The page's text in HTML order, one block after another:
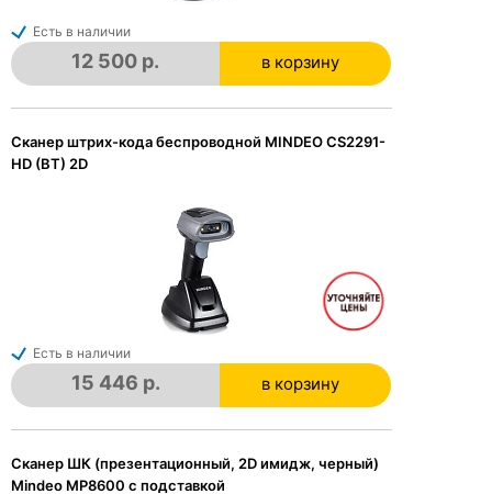
Есть в наличии
12 500 р. в корзину
в корзине
Сканер штрих-кода беспроводной MINDEO CS2291-
HD (BT) 2D
Есть в наличии
15 446 р. в корзину
в корзине
Сканер ШК (презентационный, 2D имидж, черный)
Mindeo MP8600 с подставкой